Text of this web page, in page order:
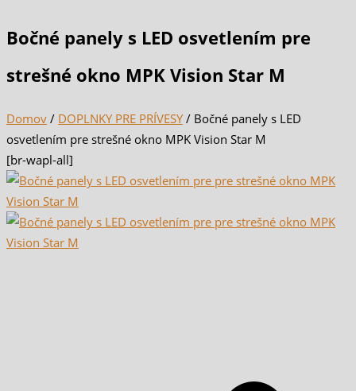
Bočné panely s LED osvetlením pre
strešné okno MPK Vision Star M
Domov / DOPLNKY PRE PRÍVESY/ Bočné panely s LED
osvetlením pre strešné okno MPK Vision Star M
[br-wapl-all]